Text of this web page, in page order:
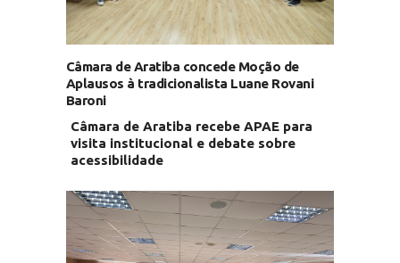
Câmara de Aratiba concede Moção de
Aplausos à tradicionalista Luane Rovani
Baroni
Câmara de Aratiba recebe APAE para
visita institucional e debate sobre
acessibilidade